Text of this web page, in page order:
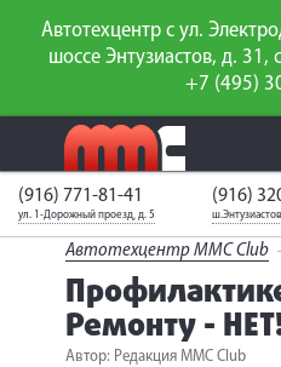
Автотехцентр с ул.
шоссе Энтузиастов, д. 31,
+7 (495)
Калькулятор
ТО
Ваш автомобиль
неизвестен
(916) 771-81-41
ул. 1-Дорожный проезд, д. 5
(916)
Автотехцентр MMC Club
Ремонту -
Автор: Редакция MMC Club